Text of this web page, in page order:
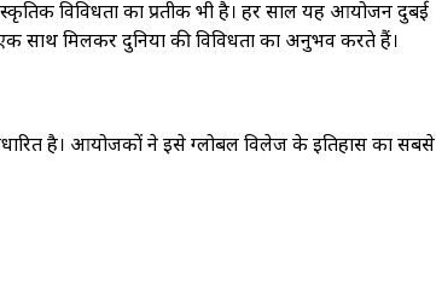
विविधता का प्रतीक भी है। हर साल यह आयोजन दुबई
साथ मिलकर दुनिया की विविधता का अनुभव करते हैं।
है। आयोजकों ने इसे ग्लोबल विलेज के इतिहास का सबसे